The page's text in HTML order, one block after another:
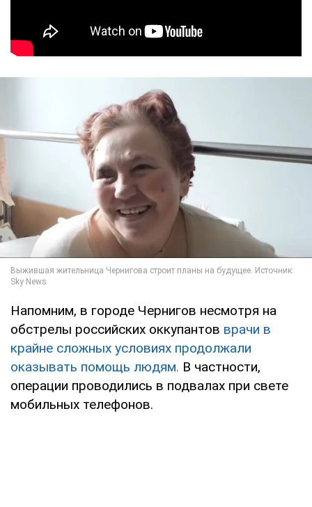
Напомним, в городе Чернигов несмотря на
обстрелы российских оккупантов врачи в
крайне сложных условиях продолжали
оказывать помощь людям. В частности,
операции проводились в подвалах при свете
мобильных телефонов.